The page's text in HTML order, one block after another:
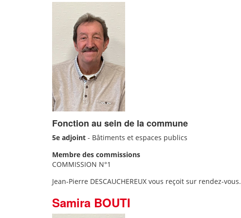
Fonction au sein de la commune
5e adjoint - Bâtiments et espaces publics
Membre des commissions
COMMISSION N°1
Jean-Pierre DESCAUCHEREUX vous reçoit sur rendez-vous.
Samira BOUTI